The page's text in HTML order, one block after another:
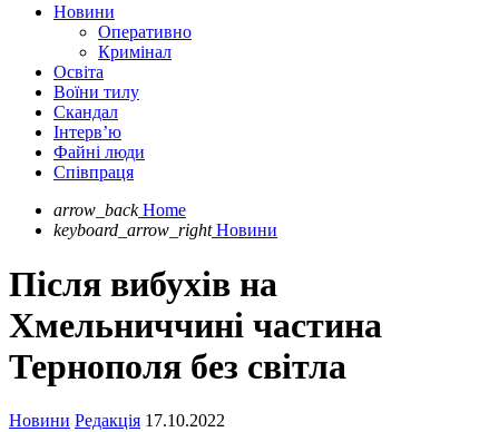
Новини
Оперативно
Кримінал
Освіта
Воїни тилу
Скандал
Інтерв’ю
Файні люди
Співпраця
arrow_back Home
keyboard_arrow_right Новини
Після вибухів на
Хмельниччині частина
Тернополя без світла
Новини Редакція 17.10.2022